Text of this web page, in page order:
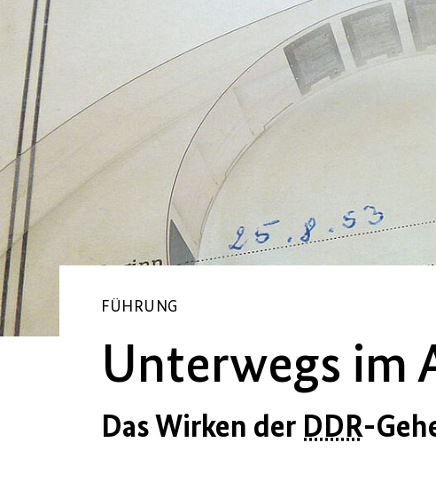
FÜHRUNG
Unterwegs im
Das Wirken der DDR-